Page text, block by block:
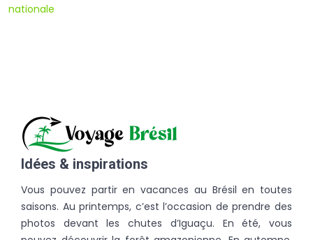
nationale
Idées & inspirations
Vous pouvez partir en vacances au Brésil en toutes
saisons. Au printemps, c’est l’occasion de prendre des
photos devant les chutes d’Iguaçu. En été, vous